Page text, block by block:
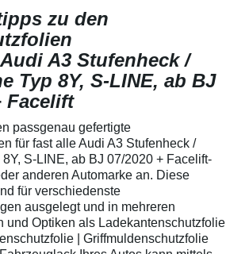
zu den
A3 Stufenheck /
Typ 8Y, S-LINE, ab BJ
Facelift
passgenau gefertigte
für fast alle Audi A3 Stufenheck /
S-LINE, ab BJ 07/2020 + Facelift-
anderen Automarke an. Diese
für verschiedenste
ausgelegt und in mehreren
und Optiken als Ladekantenschutzfolie
| Griffmuldenschutzfolie